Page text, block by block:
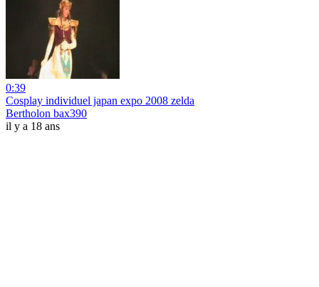
0:39
Cosplay individuel japan expo 2008 zelda
Bertholon bax390
il y a 18 ans